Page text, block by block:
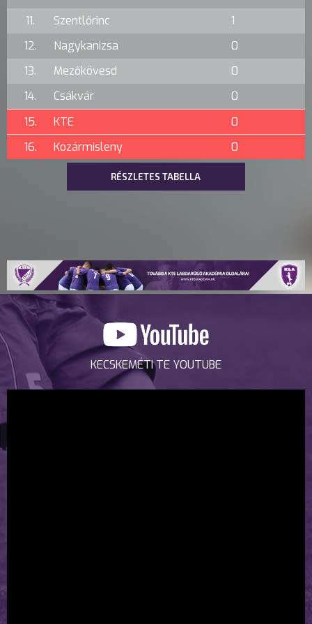
11.
Szentlőrinc
1
12.
Nagykanizsa
0
13.
Mezőkövesd
0
14.
Csákvár
0
15.
KTE
0
16.
Kozármisleny 0
RÉSZLETES TABELLA
KECSKEMÉTI TE YOUTUBE